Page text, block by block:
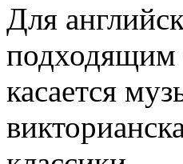
Для
подходящим
касается